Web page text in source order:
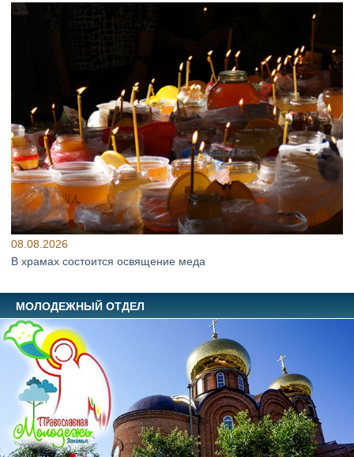
08.08.2026
В храмах состоится освящение меда
МОЛОДЕЖНЫЙ ОТДЕЛ